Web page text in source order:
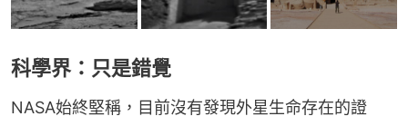
科學界：只是錯覺
NASA始終堅稱，目前沒有發現外星生命存在的證